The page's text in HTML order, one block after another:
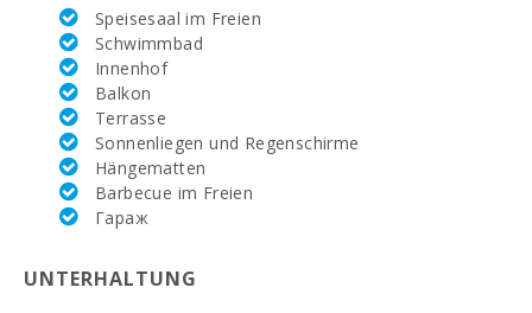
Wochenmarkt in
Porto Colom (
dienstags ) (km):
Wochenmarkt in
Felanitx (
sonntags )(km):
Wochenmarkt
Montuiri (km):
Alcudia
(dienstags und
Speisesaal im Freien
Schwimmbad
Innenhof
Balkon
Terrasse
Sonnenliegen und Regenschirme
Hängematten
Barbecue im Freien
Гараж
UNTERHALTUNG